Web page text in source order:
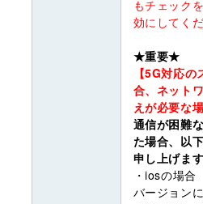
もチェック
効にしてくだ
★重要★
【5G対応
合、ネット
えが必要な
通信が困難
た場合、以
申し上げます
・iosの場
バージョン